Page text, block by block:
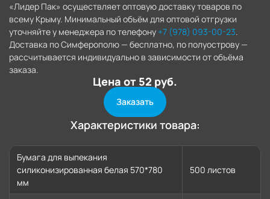
«Лидер Пак» осуществляет оптовую доставку товаров по
всему Крыму. Минимальный объём для оптовой отгрузки
уточняйте у менеджера по телефону +7 (978) 093-00-23.
Доставка по Симферополю — бесплатно, по полуострову —
рассчитывается индивидуально в зависимости от объёма
заказа.
Цена от 52 руб.
Заказать
Характеристики товара:
Бумага для выпекания
силиконизированная белая 570*780
мм
500 листов